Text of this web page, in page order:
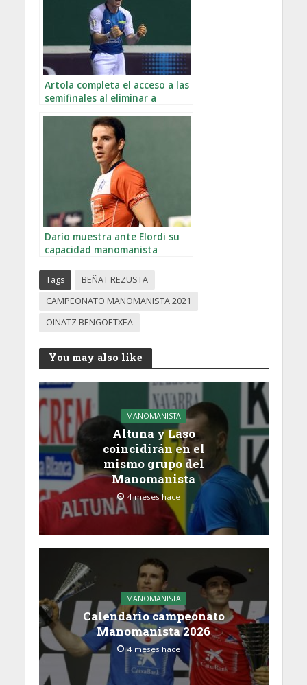
Artola completa el acceso a las
semifinales al eliminar a
Darío muestra ante Elordi su
capacidad manomanista
Tags
BEÑAT REZUSTA
CAMPEONATO MANOMANISTA 2021
OINATZ BENGOETXEA
You may also like
MANOMANISTA
Altuna y Laso
coincidirán en el
mismo grupo del
Manomanista
4 meses hace
MANOMANISTA
Calendario campeonato
Manomanista 2026
4 meses hace